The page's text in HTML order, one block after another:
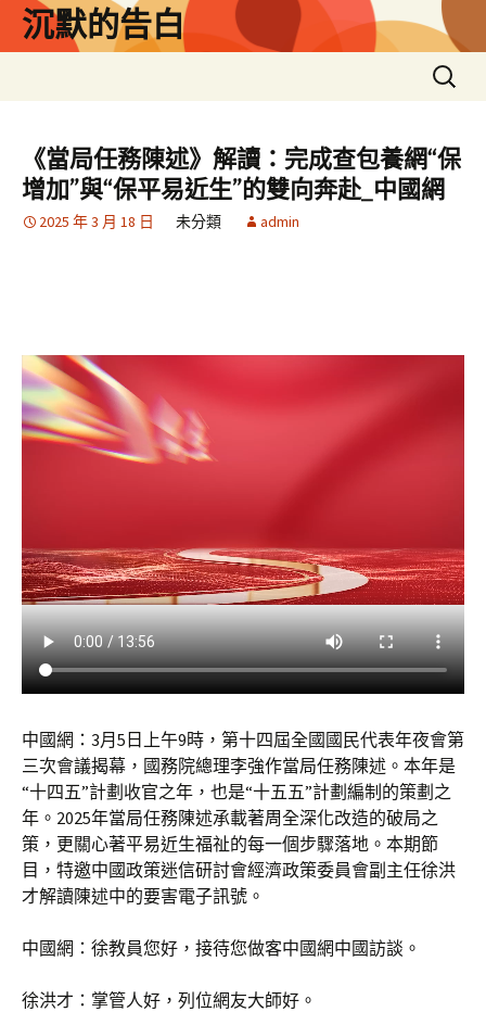
沉默的告白
搜
尋
鍵
字:
《當局任務陳述》解讀：完成查包養網“保
增加”與“保平易近生”的雙向奔赴_中國網
2025 年 3 月 18 日 未分類 admin
中國網：3月5日上午9時，第十四屆全國國民代表年夜會第
三次會議揭幕，國務院總理李強作當局任務陳述。本年是
“十四五”計劃收官之年，也是“十五五”計劃編制的策劃之
年。2025年當局任務陳述承載著周全深化改造的破局之
策，更關心著平易近生福祉的每一個步驟落地。本期節
目，特邀中國政策迷信研討會經濟政策委員會副主任徐洪
才解讀陳述中的要害電子訊號。
中國網：徐教員您好，接待您做客中國網中國訪談。
徐洪才：掌管人好，列位網友大師好。